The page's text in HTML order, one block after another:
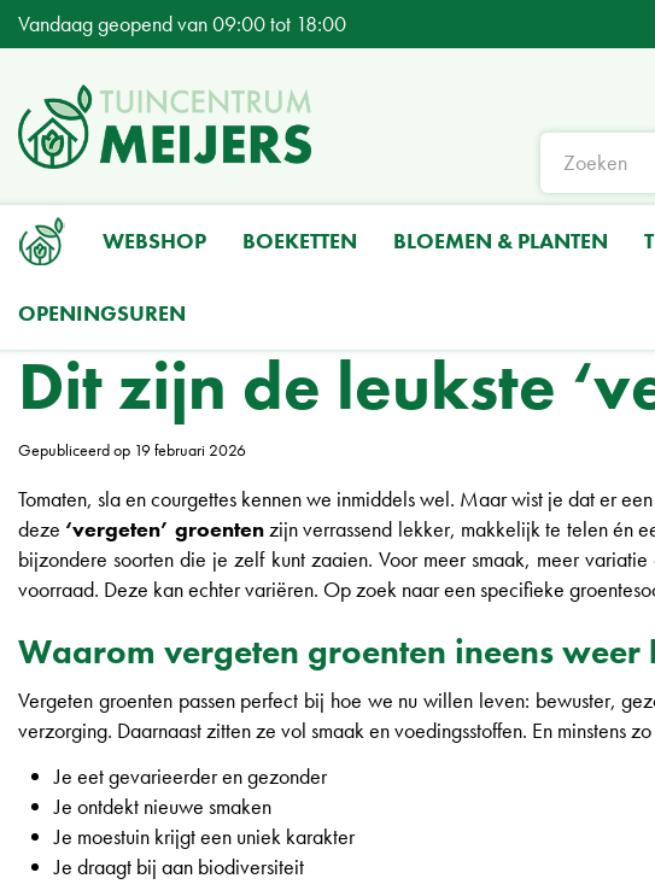
Ga
naar
Home Nieuws Dit zijn de leukste ‘vergeten’ groenten om te zaaien
Vandaag geopend van09:00tot 18:00
WEBSHOP BOEKETTEN BLOEMEN & PLANTEN
OPENINGSUREN
Dit zijn de leukste
Gepubliceerd op 19 februari 2026
Tomaten, sla en courgettes kennen we inmiddels wel. Maar wist je dat er
deze ‘vergeten’ groentenzijn verrassend lekker, makkelijk te telen én
bijzondere soorten die je zelf kunt zaaien. Voor meer smaak, meer
voorraad. Deze kan echter variëren. Op zoek naar een specifieke
Waarom vergeten groenten ineens weer
Vergeten groenten passen perfect bij hoe we nu willen leven: bewuster,
verzorging. Daarnaast zitten ze vol smaak en voedingsstoffen. En minstens
Je eet gevarieerder en gezonder
Je ontdekt nieuwe smaken
Je moestuin krijgt een uniek karakter
Je draagt bij aan biodiversiteit